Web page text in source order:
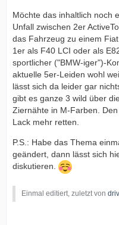
Möchte das inhaltlich noch
Unfall zwischen 2er
das Fahrzeug zu einem
1er als F40 LCI oder als
sportlicher ("BMW-iger")-
aktuelle 5er-Leiden wohl
lässt sich da leider gar
gibt es ganze 3 wild über
Ziernähte in M-Farben.
Lack mehr retten.
P.S.: Habe das Thema
geändert, dann lässt sich
diskutieren.
Einmal editiert, zuletzt von